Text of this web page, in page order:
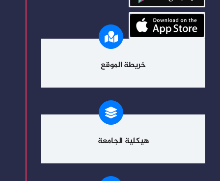
خريطة الموقع
هيكلية الجامعة